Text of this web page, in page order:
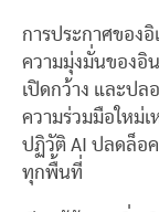
การประกาศของอิ
ความมุ่งมั่นของอิน
เปิดกว้าง และปล
ความร่วมมือใหม่เ
ปฏิวัติ AI ปลดล็อ
ทุกพื้นที่